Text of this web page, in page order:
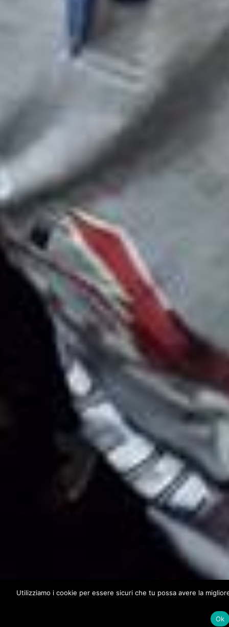
Utilizziamo i cookie per essere sicuri che tu possa avere la
Ok